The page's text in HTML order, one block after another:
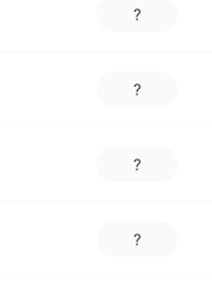
?
?
?
?